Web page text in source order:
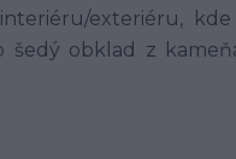
exteriéru,
šedý obklad z